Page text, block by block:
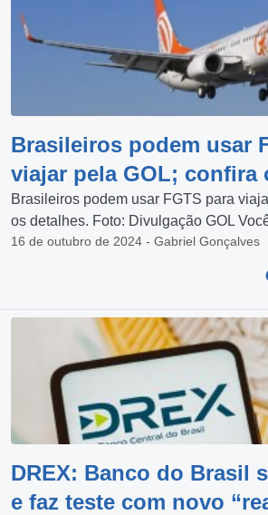
Brasileiros podem usar
viajar pela GOL; confira
Brasileiros podem usar FGTS para
os detalhes. Foto: Divulgação GOL
16 de outubro de 2024 - Gabriel Gonçalves
DREX: Banco do Brasil
e faz teste com novo